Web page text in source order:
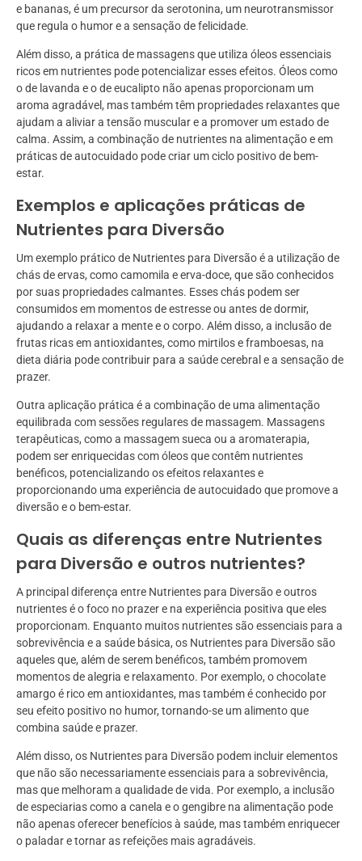
e bananas, é um precursor da serotonina, um neurotransmissor
que regula o humor e a sensação de felicidade.
Além disso, a prática de massagens que utiliza óleos essenciais
ricos em nutrientes pode potencializar esses efeitos. Óleos como
o de lavanda e o de eucalipto não apenas proporcionam um
aroma agradável, mas também têm propriedades relaxantes que
ajudam a aliviar a tensão muscular e a promover um estado de
calma. Assim, a combinação de nutrientes na alimentação e em
práticas de autocuidado pode criar um ciclo positivo de bem-
estar.
Exemplos e aplicações práticas de
Nutrientes para Diversão
Um exemplo prático de Nutrientes para Diversão é a utilização de
chás de ervas, como camomila e erva-doce, que são conhecidos
por suas propriedades calmantes. Esses chás podem ser
consumidos em momentos de estresse ou antes de dormir,
ajudando a relaxar a mente e o corpo. Além disso, a inclusão de
frutas ricas em antioxidantes, como mirtilos e framboesas, na
dieta diária pode contribuir para a saúde cerebral e a sensação de
prazer.
Outra aplicação prática é a combinação de uma alimentação
equilibrada com sessões regulares de massagem. Massagens
terapêuticas, como a massagem sueca ou a aromaterapia,
podem ser enriquecidas com óleos que contêm nutrientes
benéficos, potencializando os efeitos relaxantes e
proporcionando uma experiência de autocuidado que promove a
diversão e o bem-estar.
Quais as diferenças entre Nutrientes
para Diversão e outros nutrientes?
A principal diferença entre Nutrientes para Diversão e outros
nutrientes é o foco no prazer e na experiência positiva que eles
proporcionam. Enquanto muitos nutrientes são essenciais para a
sobrevivência e a saúde básica, os Nutrientes para Diversão são
aqueles que, além de serem benéficos, também promovem
momentos de alegria e relaxamento. Por exemplo, o chocolate
amargo é rico em antioxidantes, mas também é conhecido por
seu efeito positivo no humor, tornando-se um alimento que
combina saúde e prazer.
Além disso, os Nutrientes para Diversão podem incluir elementos
que não são necessariamente essenciais para a sobrevivência,
mas que melhoram a qualidade de vida. Por exemplo, a inclusão
de especiarias como a canela e o gengibre na alimentação pode
não apenas oferecer benefícios à saúde, mas também enriquecer
o paladar e tornar as refeições mais agradáveis.